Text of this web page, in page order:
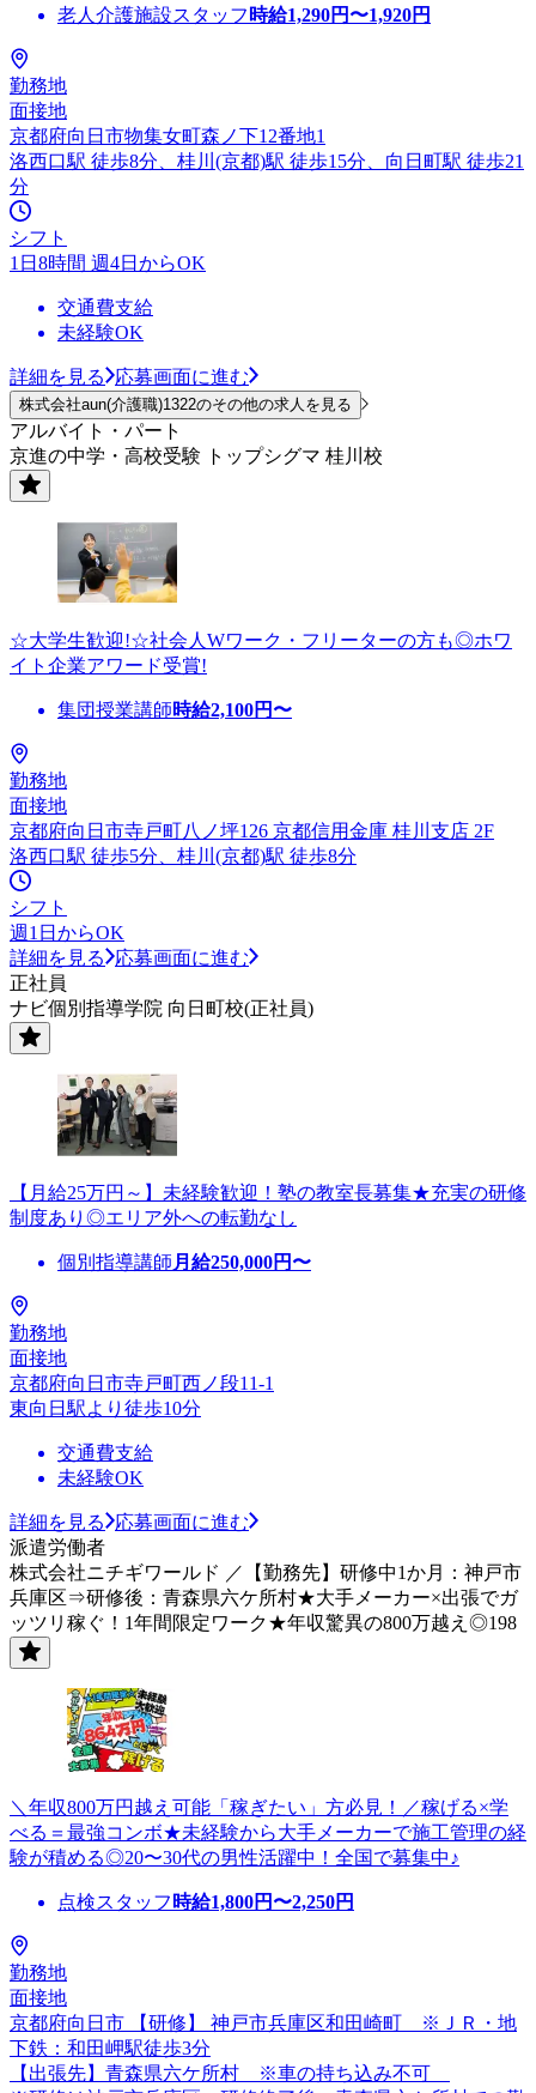
老人介護施設スタッフ 時給1,290円〜1,920円
勤務地
面接地
京都府向日市物集女町森ノ下12番地1
洛西口駅 徒歩8分、桂川(京都)駅 徒歩15分、向日町駅 徒歩21
分
シフト
1日8時間 週4日からOK
交通費支給
未経験OK
詳細を見る 応募画面に進む
株式会社aun(介護職)1322のその他の求人を見る
アルバイト・パート
京進の中学・高校受験 トップシグマ 桂川校
☆大学生歓迎!☆社会人Wワーク・フリーターの方も◎ホワ
イト企業アワード受賞!
集団授業講師時給2,100円〜
勤務地
面接地
京都府向日市寺戸町八ノ坪126 京都信用金庫 桂川支店 2F
洛西口駅 徒歩5分、桂川(京都)駅 徒歩8分
シフト
週1日からOK
詳細を見る
応募画面に進む
正社員
ナビ個別指導学院 向日町校(正社員)
【月給25万円～】未経験歓迎！塾の教室長募集★充実の研修
制度あり◎エリア外への転勤なし
個別指導講師 月給250,000円〜
勤務地
面接地
京都府向日市寺戸町西ノ段11-1
東向日駅より徒歩10分
交通費支給
未経験OK
詳細を見る
応募画面に進む
派遣労働者
株式会社ニチギワールド ／【勤務先】研修中1か月：神戸市
兵庫区⇒研修後：青森県六ケ所村★大手メーカー×出張でガ
ッツリ稼ぐ！1年間限定ワーク★年収驚異の800万越え◎198
＼年収800万円越え可能「稼ぎたい」方必見！／稼げる×学
べる＝最強コンボ★未経験から大手メーカーで施工管理の経
験が積める◎20〜30代の男性活躍中！全国で募集中♪
点検スタッフ 時給1,800円〜2,250円
勤務地
面接地
京都府向日市 【研修】 神戸市兵庫区和田崎町 ※ＪＲ・地
下鉄：和田岬駅徒歩3分
【出張先】青森県六ケ所村 ※車の持ち込み不可